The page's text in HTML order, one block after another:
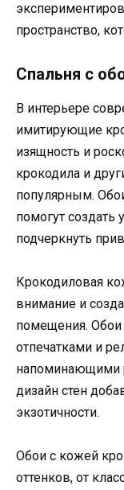
пространство,
Спальня с
В интерьере
имитирующие
изящность и
крокодила и
популярным.
помогут создать
подчеркнуть
Крокодиловая
внимание и
помещения. Обои
отпечатками и
напоминающими
дизайн стен
экзотичности.
Обои с кожей
оттенков, от